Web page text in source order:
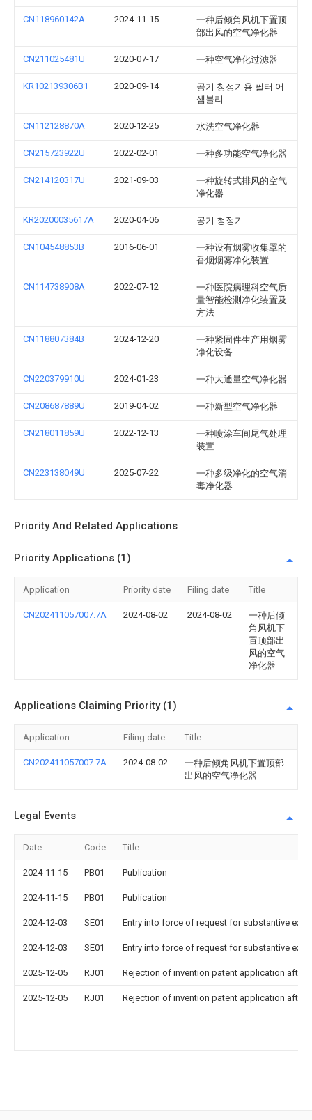
CN118960142A 2024-11-15
一种后倾角风机下置顶
部出风的空气净化器
CN211025481U 2020-07-17 一种空气净化过滤器
KR102139306B1 2020-09-14
공기 청정기용 필터 어
셈블리
CN112128870A 2020-12-25 水洗空气净化器
CN215723922U 2022-02-01 一种多功能空气净化器
CN214120317U 2021-09-03
一种旋转式排风的空气
净化器
KR20200035617A 2020-04-06 공기 청정기
CN104548853B 2016-06-01
一种设有烟雾收集罩的
香烟烟雾净化装置
CN114738908A 2022-07-12
一种医院病理科空气质
量智能检测净化装置及
方法
CN118807384B 2024-12-20
一种紧固件生产用烟雾
净化设备
CN220379910U 2024-01-23 一种大通量空气净化器
CN208687889U 2019-04-02 一种新型空气净化器
CN218011859U 2022-12-13
一种喷涂车间尾气处理
装置
CN223138049U 2025-07-22
一种多级净化的空气消
毒净化器
Priority And Related Applications
Priority Applications (1)
Application Priority date Filing date Title
CN202411057007.7A 2024-08-02 2024-08-02
一种后倾
角风机下
置顶部出
风的空气
净化器
Applications Claiming Priority (1)
Application Filing date Title
CN202411057007.7A 2024-08-02
一种后倾角风机下置顶部
出风的空气净化器
Legal Events
Date Code Title
2024-11-15 PB01 Publication
2024-11-15 PB01 Publication
2024-12-03 SE01 Entry into force of request for substantive
2024-12-03 SE01 Entry into force of request for substantive
2025-12-05 RJ01 Rejection of invention patent application after
2025-12-05 RJ01 Rejection of invention patent application after